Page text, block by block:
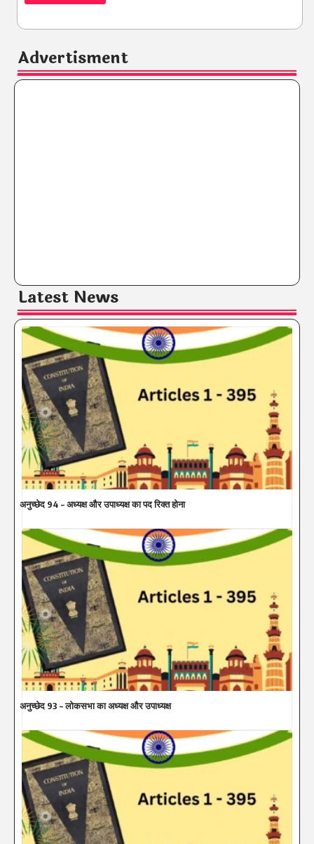
Advertisment
Latest News
अनुच्छेद 94 – अध्यक्ष और उपाध्यक्ष का पद रिक्त होना
अनुच्छेद 93 – लोकसभा का अध्यक्ष और उपाध्यक्ष